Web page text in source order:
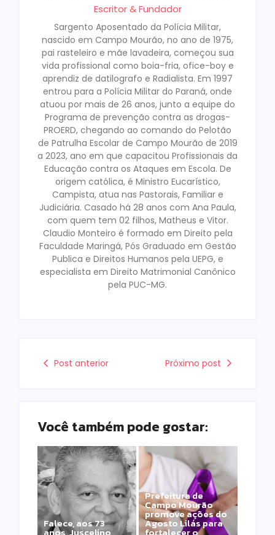
Escritor & Fundador
Sargento Aposentado da Polícia Militar,
nascido em Campo Mourão, no ano de 1975,
pai rasteleiro e mãe lavadeira, começou sua
vida profissional como boia-fria, ofice-boy e
aprendiz de datilografo e Radialista. Em 1997
entrou para a Polícia Militar do Paraná, onde
atuou por mais de 26 anos, junto a equipe do
Programa de prevenção contra as drogas-
PROERD, chegando ao comando do Pelotão
de Patrulha Escolar de Campo Mourão de 2019
a 2023, ano em que capacitou Profissionais da
Educação contra os Ataques em Escola. De
origem católica, é Ministro Eucarístico,
Campista, atua nas Pastorais, Familiar e
Judiciária. Casado há 28 anos com Ana Paula,
com quem tem 02 filhos, Matheus e Vitor.
Claudio Monteiro é formado em Direito pela
Faculdade Maringá, Pós Graduado em Gestão
Publica e Direitos Humanos pela UEPG, e
especialista em Direito Matrimonial Canônico
pela PUC-MG.
Post anterior Próximo post
Você também pode gostar:
Falece, aos 73
Prefeitura de
Campo Mourão
promove ações do
Agosto Lilás para